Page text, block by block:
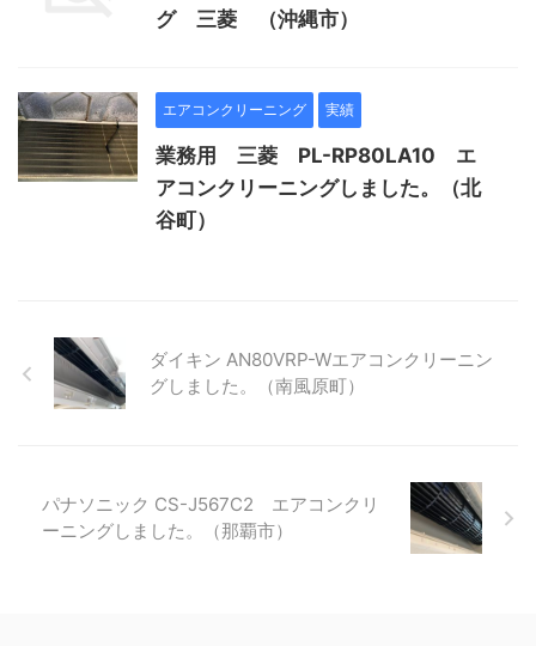
グ 三菱 （沖縄市）
エアコンクリーニング 実績
業務用 三菱 PL-RP80LA10 エ
アコンクリーニングしました。（北
谷町）
ダイキン AN80VRP-Wエアコンクリーニン
グしました。（南風原町）
パナソニック CS-J567C2 エアコンクリ
ーニングしました。（那覇市）